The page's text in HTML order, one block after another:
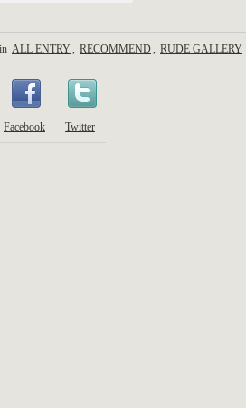
ALL ENTRY, RECOMMEND, RUDE GALLERY
Facebook Twitter